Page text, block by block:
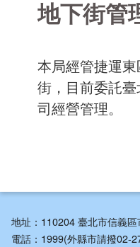
地下街管
本局經管捷運
街，目前委託
司經營管理。
地址：110204 臺北市信義
電話：1999(外縣市請撥02-